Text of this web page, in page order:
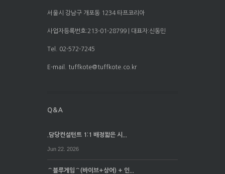
서울시 강남구 개포동 1234 타프코리아
사업자등록번호:213-01-28799 | 대표자:신동민
Tel. 02-572-7245
E-mail. tuffkote@tuffkote.co.kr
.담당컨설턴트 1:1 배정짧은 시...
Jun 22. 2026
⌒블루게임⌒(바이브+상어) + 인...